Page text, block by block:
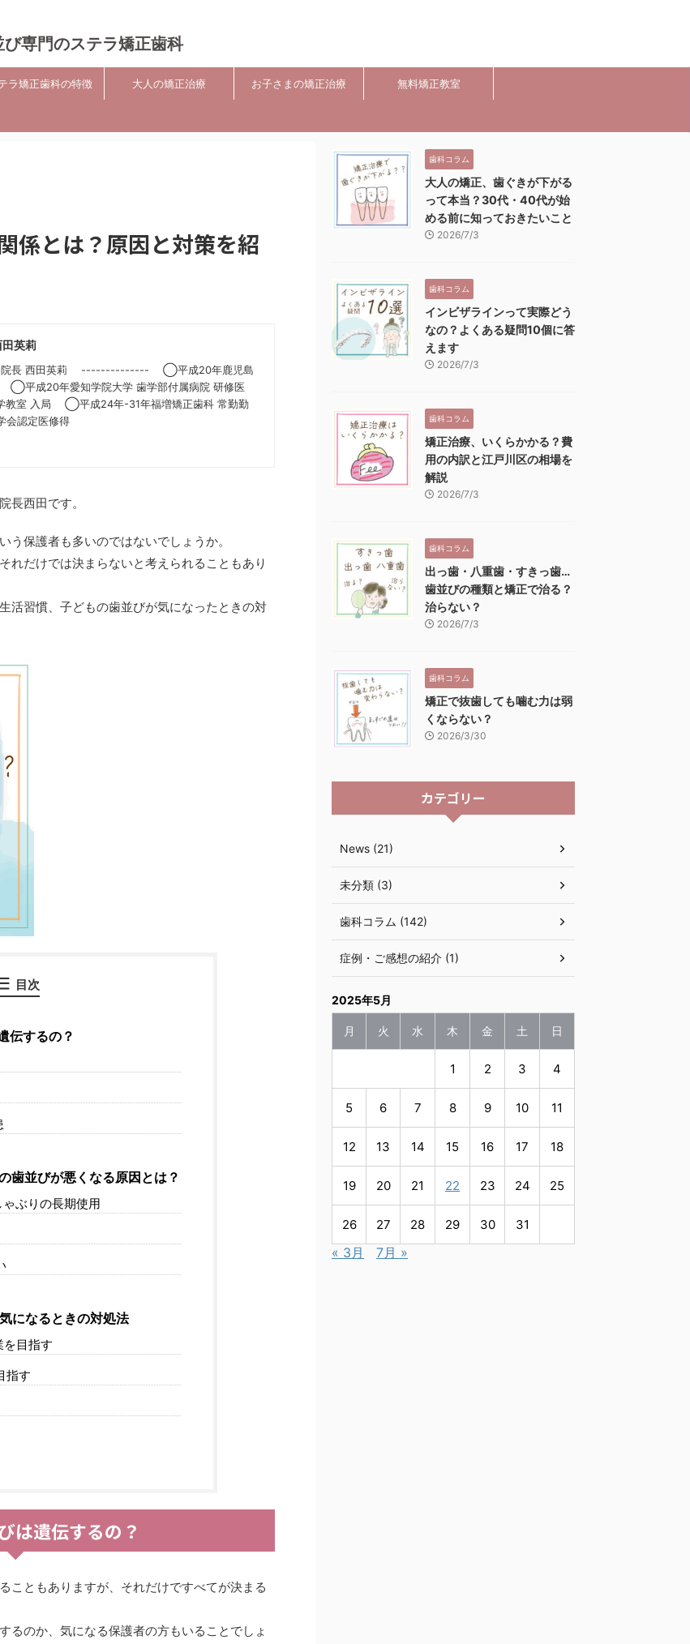
専門のステラ矯正歯科
ラ矯正歯科の特徴 大人の矯正治療 お子さまの矯正治療 無料矯正教室
係とは？原因と対策を紹
田英莉
院長 西田英莉 -------------- ◯平成20年鹿児島
◯平成20年愛知学院大学 歯学部付属病院 研修医
教室 入局 ◯平成24年-31年福増矯正歯科 常勤勤
認定医修得
長西田です。
う保護者も多いのではないでしょうか。
れだけでは決まらないと考えられることもあり
活習慣、子どもの歯並びが気になったときの対
目次
伝するの？
歯並びが悪くなる原因とは？
ぶりの長期使用
になるときの対処法
を目指す
指す
は遺伝するの？
こともありますが、それだけですべてが決まる
るのか、気になる保護者の方もいることでしょ
歯科コラム
大人の矯正、歯ぐきが下がる
って本当？30代・40代が始
める前に知っておきたいこと
2026/7/3
歯科コラム
インビザラインって実際どう
なの？よくある疑問10個に答
えます
2026/7/3
歯科コラム
矯正治療、いくらかかる？費
用の内訳と江戸川区の相場を
解説
2026/7/3
歯科コラム
出っ歯・八重歯・すきっ歯…
歯並びの種類と矯正で治る？
治らない？
2026/7/3
歯科コラム
矯正で抜歯しても噛む力は弱
くならない？
2026/3/30
カテゴリー
News (21)
未分類 (3)
歯科コラム (142)
症例・ご感想の紹介 (1)
2025年5月
月 火 水 木 金 土 日
1 2 3 4
5 6 7 8 9 10 11
12 13 14 15 16 17 18
19 20 21 22 23 24 25
26 27 28 29 30 31
« 3月 7月 »